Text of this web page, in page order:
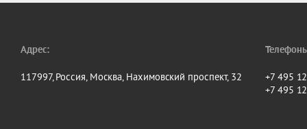
Адрес:
117997, Россия, Москва, Нахимовский проспект, 32
+7 495
+7 495